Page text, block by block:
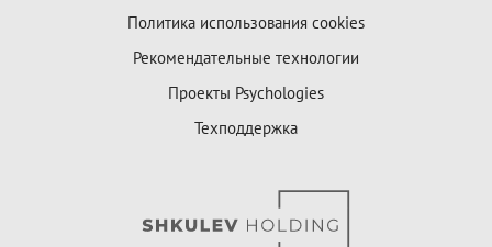
Политика использования cookies
Рекомендательные технологии
Проекты Psychologies
Техподдержка